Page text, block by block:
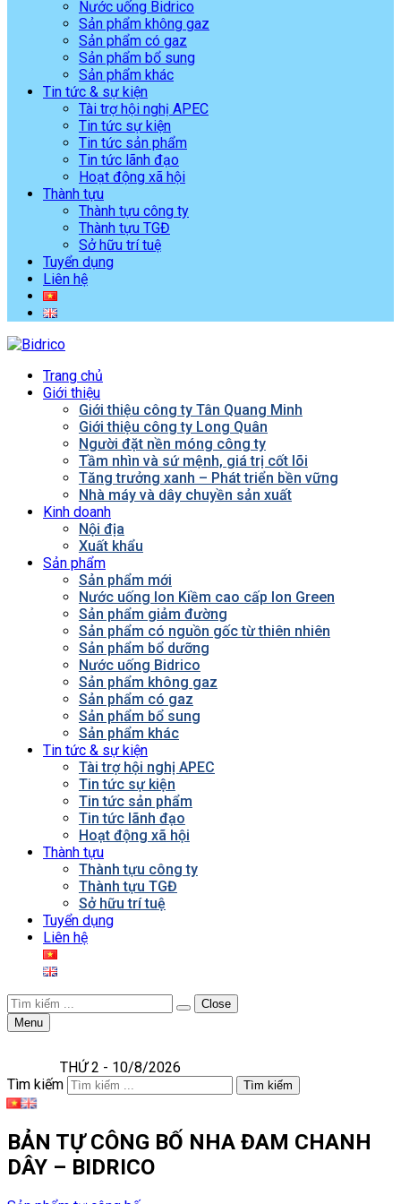
Nước uống Bidrico
Sản phẩm không gaz
Sản phẩm có gaz
Sản phẩm bổ sung
Sản phẩm khác
Tin tức & sự kiện
Tài trợ hội nghị APEC
Tin tức sự kiện
Tin tức sản phẩm
Tin tức lãnh đạo
Hoạt động xã hội
Thành tựu
Thành tựu công ty
Thành tựu TGĐ
Sở hữu trí tuệ
Tuyển dụng
Liên hệ
Trang chủ
Giới thiệu
Giới thiệu công ty Tân Quang Minh
Giới thiệu công ty Long Quân
Người đặt nền móng công ty
Tầm nhìn và sứ mệnh, giá trị cốt lõi
Tăng trưởng xanh – Phát triển bền vững
Nhà máy và dây chuyền sản xuất
Kinh doanh
Nội địa
Xuất khẩu
Sản phẩm
Sản phẩm mới
Nước uống Ion Kiềm cao cấp Ion Green
Sản phẩm giảm đường
Sản phẩm có nguồn gốc từ thiên nhiên
Sản phẩm bổ dưỡng
Nước uống Bidrico
Sản phẩm không gaz
Sản phẩm có gaz
Sản phẩm bổ sung
Sản phẩm khác
Tin tức & sự kiện
Tài trợ hội nghị APEC
Tin tức sự kiện
Tin tức sản phẩm
Tin tức lãnh đạo
Hoạt động xã hội
Thành tựu
Thành tựu công ty
Thành tựu TGĐ
Sở hữu trí tuệ
Tuyển dụng
Liên hệ
Close
Menu
THỨ 2 - 10/8/2026
Tìm kiếm
Tìm kiếm
BẢN TỰ CÔNG BỐ NHA ĐAM CHANH
DÂY – BIDRICO